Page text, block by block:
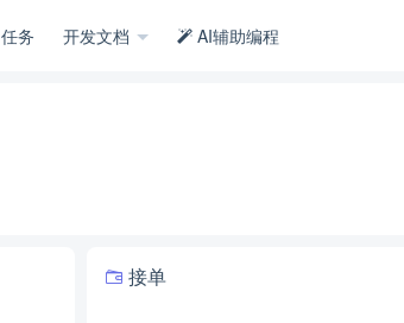
任务 开发文档 AI辅助编程
接单